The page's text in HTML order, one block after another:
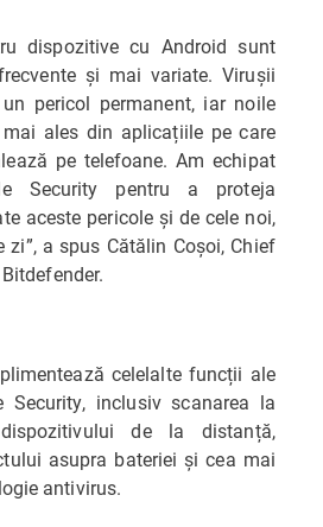
dispozitive cu Android sunt
și mai variate. Virușii
pericol permanent, iar noile
ales din aplicațiile pe care
pe telefoane. Am echipat
Security pentru a proteja
aceste pericole și de cele noi,
zi”, a spus Cătălin Coșoi, Chief
celelalte funcții ale
Security, inclusiv scanarea la
de la distanță,
asupra bateriei și cea mai
antivirus.